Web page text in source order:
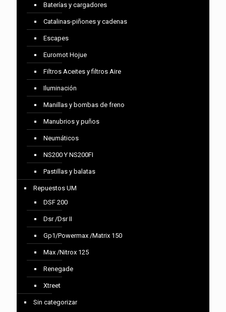
Baterías y cargadores
Catalinas-piñones y cadenas
Escapes
Euromot Hojue
Filtros Aceites y filtros Aire
Iluminación
Manillas y bombas de freno
Manubrios y puños
Neumáticos
NS200 Y NS200FI
Pastillas y balatas
Repuestos UM
DSF 200
Dsr /Dsr II
Gp1/Powermax /Matrix 150
Max /Nitrox 125
Renegade
Xtreet
Sin categorizar